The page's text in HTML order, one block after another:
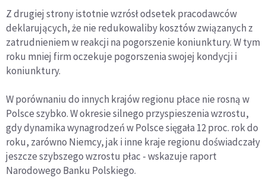
Z drugiej strony istotnie wzrósł odsetek pracodawców
deklarujących, że nie redukowaliby kosztów związanych z
zatrudnieniem w reakcji na pogorszenie koniunktury. W tym
roku mniej firm oczekuje pogorszenia swojej kondycji i
koniunktury.
W porównaniu do innych krajów regionu płace nie rosną w
Polsce szybko. W okresie silnego przyspieszenia wzrostu,
gdy dynamika wynagrodzeń w Polsce sięgała 12 proc. rok do
roku, zarówno Niemcy, jak i inne kraje regionu doświadczały
jeszcze szybszego wzrostu płac - wskazuje raport
Narodowego Banku Polskiego.